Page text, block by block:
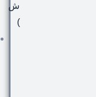
ش
)